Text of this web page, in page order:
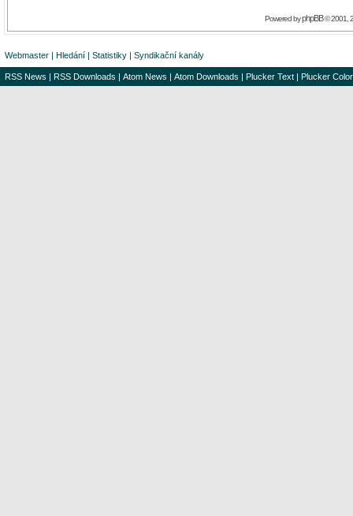
Powered byphpBB© 2001,
Webmaster | Hledání | Statistiky | Syndikační kanály
RSS News | RSS Downloads | Atom News | Atom Downloads | Plucker Text | Plucker Color